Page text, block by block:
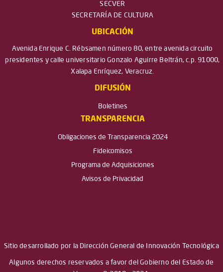
SECVER
SECRETARÍA DE CULTURA
UBICACIÓN
Avenida Enrique C. Rébsamen número 80, entre avenida circuito
presidentes y calle universitario Gonzalo Aguirre Beltrán, c.p. 91000,
Xalapa Enríquez, Veracruz.
DIFUSIÓN
Boletines
TRANSPARENCIA
Obligaciones de Transparencia 2024
Fideicomisos
Programa de Adquisiciones
Avisos de Privacidad
Sitio desarrollado por la Dirección General de Innovación Tecnológica
Algunos derechos reservados a favor del Gobierno del Estado de